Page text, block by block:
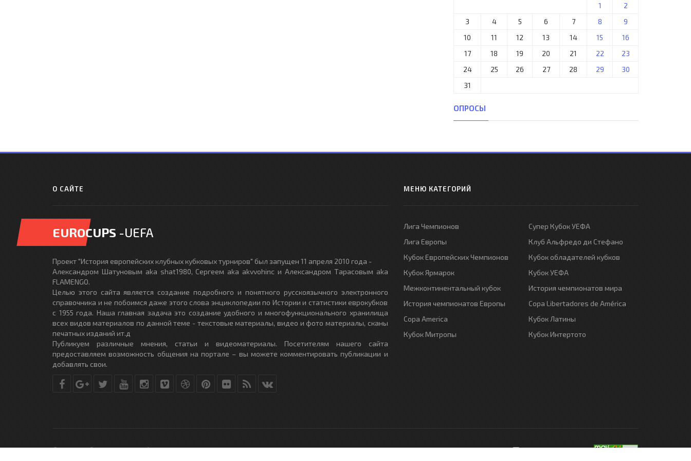
1
2
3
4 5 6 7 8
9
10
11 12 13 14 15
16
17
18 19 20 21 22
23
24
25 26 27 28 29
30
31
ОПРОСЫ
О САЙТЕ
EUROCUPS -UEFA
Проект "История европейских клубных кубковых турниров" был запущен 11 апреля 2010 года -
Александром Шатуновым aka shat1980, Сергеем aka akvvohinc и Александром Тарасовым aka
FLAMENGO.
Целью этого сайта является создание подробного и понятного русскоязычного электронного
справочника и не побоимся даже этого слова энциклопедии по Истории и статистики еврокубков
с 1955 года. Наша главная задача это создание удобного и многофункционального хранилища
всех видов материалов по данной теме - текстовые материалы, видео и фото материалы, сканы
печатных изданий ит.д
Публикуем различные мнения, статьи и видеоматериалы. Посетителям нашего сайта
предоставляем возможность общения на портале – вы можете комментировать публикации и
добавлять свои.
МЕНЮ КАТЕГОРИЙ
Лига Чемпионов
Лига Европы
Кубок Европейских Чемпионов
Кубок Ярмарок
Межконтинентальный кубок
История чемпионатов Европы
Copa America
Кубок Митропы
Супер Кубок УЕФА
Клуб Альфредо ди Стефано
Кубок обладателей кубков
Кубок УЕФА
История чемпионатов мира
Copa Libertadores de América
Кубок Латины
Кубок Интертото
© Copyright © 2010-2017. Разработано студиейDLE-THEME.RU- All Rights Reserved.